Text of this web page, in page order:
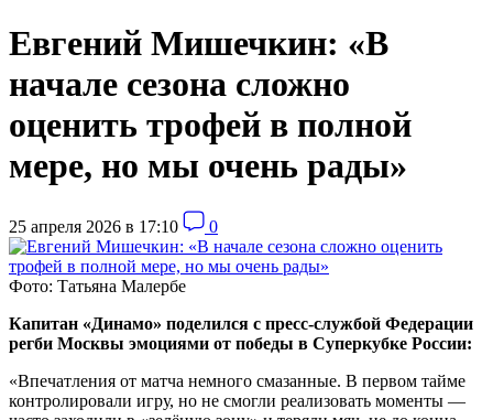
Евгений Мишечкин: «В
начале сезона сложно
оценить трофей в полной
мере, но мы очень рады»
25 апреля 2026 в 17:10 0
Фото: Татьяна Малербе
Капитан «Динамо» поделился с пресс-службой Федерации
регби Москвы эмоциями от победы в Суперкубке России:
«Впечатления от матча немного смазанные. В первом тайме
контролировали игру, но не смогли реализовать моменты —